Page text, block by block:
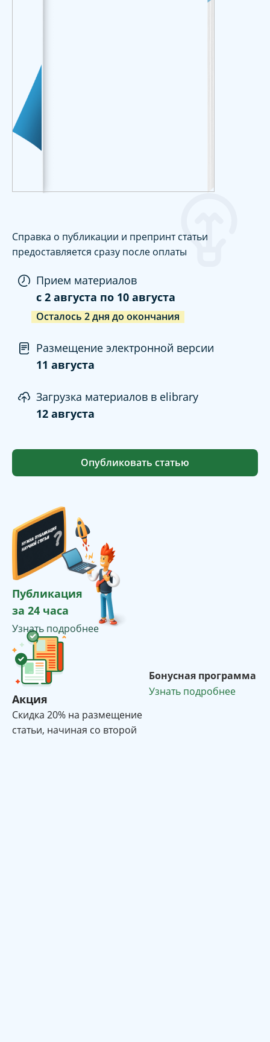
Справка о публикации и препринт статьи
предоставляется сразу после оплаты
Прием материалов
c 2 августа по 10 августа
Осталось 2дня до окончания
Размещение электронной версии
11 августа
Загрузка материалов в elibrary
12 августа
Опубликовать статью
Публикация
за 24 часа
Узнать подробнее
Акция
Cкидка 20% на размещение
статьи, начиная со второй
Бонусная программа
Узнать подробнее